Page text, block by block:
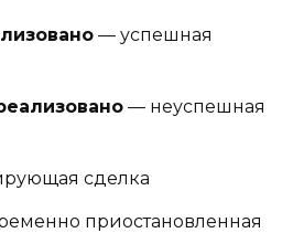
— успешная
— неуспешная
сделка
приостановленная